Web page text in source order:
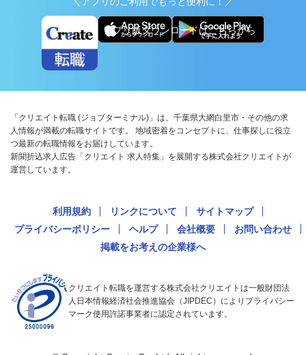
アプリ版ダウンロードはこちらから
「クリエイト転職 (ジョブターミナル)」は、千葉県大網白里市・その他の求
人情報が満載の転職サイトです。 地域密着をコンセプトに、仕事探しに役立
つ最新の転職情報をお届けしています。
新聞折込求人広告「クリエイト 求人特集」を展開する株式会社クリエイトが
運営しています。
利用規約 リンクについて
サイトマップ
プライバシーポリシー
ヘルプ 会社概要
お問い合わせ
掲載をお考えの企業様へ
クリエイト転職を運営する株式会社クリエイトは一般財団法
人日本情報経済社会推進協会（JIPDEC）によりプライバシー
マーク使用許諾事業者に認定されています。